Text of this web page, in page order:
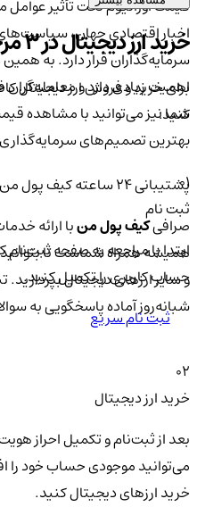
قیمت اورانیوم تحت تأثیر عوامل
اخبار اقتصادی جهان،
سرمایه‌گذاران قرار دارد. به همین
اهمیت زیادی دارد و معامله‌گران
شما نیز می‌توانید با مشاهده
بهترین تصمیم‌های سرمایه‌گذاری
پشتیبانی ۲۴ ساعته کیف پول من
صرافیکیف پول منبا ارائه
همیشه همراه شماست تا بتوانید
و سایر ارزهای دیجیتال بپردازید.
شبانه‌روز آماده پاسخگویی به
خرید ارز دیجیتال در 3 مرحله ساده
برای خرید و فروش ارز دیجیتال
کنید:
01
ثبت نام
ابتدا با مراجعه به صفحه ثبت‌نام
حساب کاربری را تکمیل کنید.
ثبت نام سریع
02
خرید ارز دیجیتال
بعد از ثبت‌نام و تکمیل احراز هویت،
می‌توانید موجودی حساب خود را
خرید ارزهای دیجیتال کنید.